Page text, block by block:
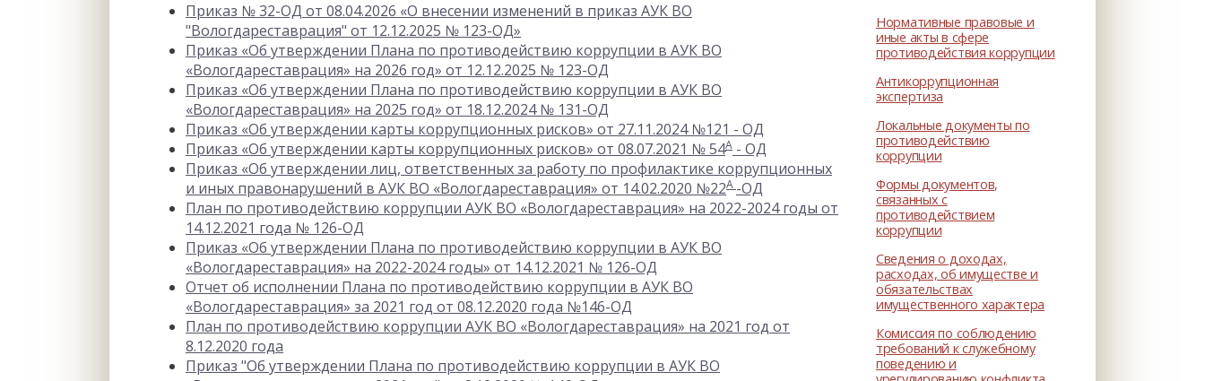
Нормативные правовые и
иные акты в сфере
противодействия коррупции
Антикоррупционная
экспертиза
Локальные документы по
противодействию
коррупции
Формы документов,
связанных с
противодействием
коррупции
Сведения о доходах,
расходах, об имуществе и
обязательствах
имущественного характера
Комиссия по соблюдению
требований к служебному
поведению и
Приказ № 32-ОД от 08.04.2026 «О внесении изменений в приказ АУК ВО
"Вологдареставрация" от 12.12.2025 № 123-ОД»
Приказ «Об утверждении Плана по противодействию коррупции в АУК ВО
«Вологдареставрация» на 2026 год» от 12.12.2025 № 123-ОД
Приказ «Об утверждении Плана по противодействию коррупции в АУК ВО
«Вологдареставрация» на 2025 год» от 18.12.2024 № 131-ОД
Приказ «Об утверждении карты коррупционных рисков» от 27.11.2024 №121 - ОД
Приказ «Об утверждении карты коррупционных рисков» от 08.07.2021 № 54А - ОД
Приказ «Об утверждении лиц, ответственных за работу по профилактике коррупционных
и иных правонарушений в АУК ВО «Вологдареставрация» от 14.02.2020 №22А -ОД
План по противодействию коррупции АУК ВО «Вологдареставрация» на 2022-2024 годы от
14.12.2021 года № 126-ОД
Приказ «Об утверждении Плана по противодействию коррупции в АУК ВО
«Вологдареставрация» на 2022-2024 годы» от 14.12.2021 № 126-ОД
Отчет об исполнении Плана по противодействию коррупции в АУК ВО
«Вологдареставрация» за 2021 год от 08.12.2020 года №146-ОД
План по противодействию коррупции АУК ВО «Вологдареставрация» на 2021 год от
8.12.2020 года
Приказ "Об утверждении Плана по противодействию коррупции в АУК ВО